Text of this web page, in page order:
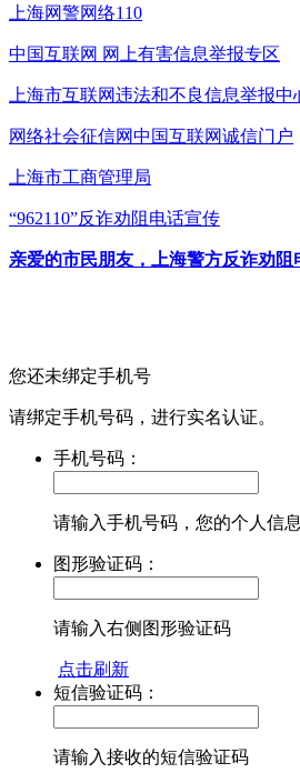
上海网警网络110
中国互联网 网上有害信息举报专区
上海市互联网违法和不良信息举报中
网络社会征信网中国互联网诚信门户
上海市工商管理局
“962110”反诈劝阻电话宣传
亲爱的市民朋友，上海警方反诈劝阻
您还未绑定手机号
请绑定手机号码，进行实名认证。
手机号码：
请输入手机号码，您的个人信
图形验证码：
请输入右侧图形验证码
点击刷新
短信验证码：
请输入接收的短信验证码